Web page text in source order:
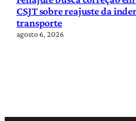
CSJT sobre reajuste da
transporte
agosto 6, 2026